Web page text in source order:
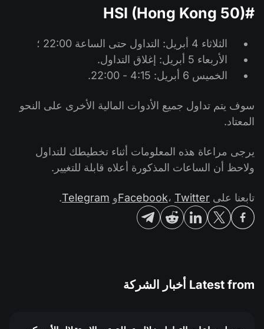
#HSI (Hong Kong 50)
الثلاثاء 4 أبريل: التداول حتى الساعة 22:00 ؛
الأربعاء 5 أبريل: إغلاق التداول.
الخميس 6 أبريل: 4:15 - 22:00.
سوف يتم تداول جميع الأدوات المالية الأخرى على النحو
المعتاد.
يرجى مراعاة هذه المعلومات أثناء تخطيطك للتداول
ولاحظ أن الساعات المذكورة أعلاه قابلة للتغيير.
تابعنا على Facebook، Twitter و Telegram
.
Latest from أخبار الشركة